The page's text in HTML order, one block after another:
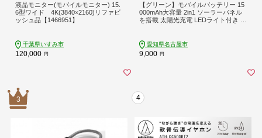
液晶モニター(モバイルモニター) 15.
6型ワイド 4K(3840×2160)リファビ
ッシュ品【1466951】
千葉県いすみ市
120,000 円
【グリーン】モバイルバッテリー 15
000mAh大容量 2in1 ソーラーパネル
を搭載 太陽光充電 LEDライト付き 3
小型軽量 スマホ/タブレット/イヤホ
ン/スマートウォッチ充電 防災グッズ
PSE認証【PL保険加入済み製品・安
愛知県名古屋市
9,000 円
3 4